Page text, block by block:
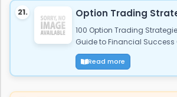
21. Option Trading
100 Option Trading
Guide to Financial Success
Read more